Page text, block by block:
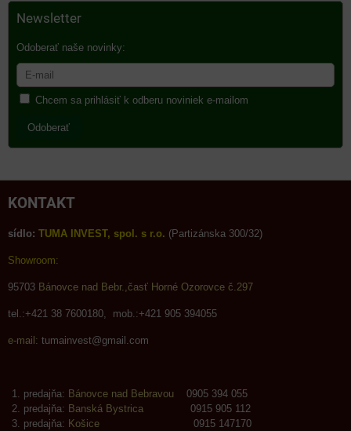
Newsletter
Odoberať naše novinky:
Chcem sa prihlásiť k odberu noviniek e-mailom
Odoberať
KONTAKT
sídlo: TUMA INVEST, spol. s r.o. (Partizánska 300/32)
Showroom:
95703 Bánovce nad Bebr.,časť Horné Ozorovce č.297
tel.:+421 38 7600180, mob.:+421 905 394055
e-mail: tumainvest@gmail.com
predajňa: Bánovce nad Bebravou 0905 394 055
predajňa: Banská Bystrica 0915 905 112
predajňa: Košice 0915 147170